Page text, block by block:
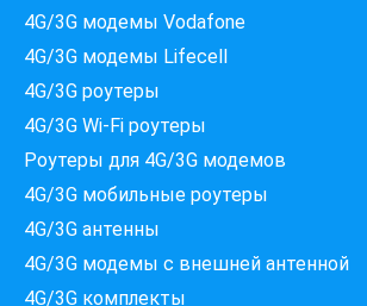
4G/3G модемы Vodafone
4G/3G модемы Lifecell
4G/3G роутеры
4G/3G Wi-Fi роутеры
Роутеры для 4G/3G модемов
4G/3G мобильные роутеры
4G/3G антенны
4G/3G модемы c внешней антенной
4G/3G комплекты
Які провайдери працюють
за вашою адресою?
Перевірте доступність інтернету за 30 секунд
375+ провайдерів в базі